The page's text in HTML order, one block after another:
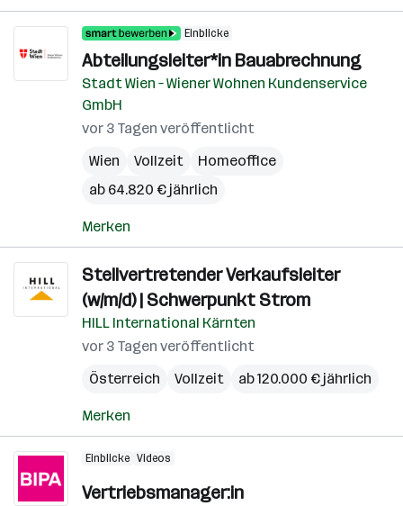
Einblicke
Abteilungsleiter*in Bauabrechnung
Stadt Wien – Wiener Wohnen Kundenservice
GmbH
vor 3 Tagen veröffentlicht
Wien
Vollzeit
Homeoffice
ab 64.820 € jährlich
Merken
Stellvertretender Verkaufsleiter
(w/m/d) | Schwerpunkt Strom
HILL International Kärnten
vor 3 Tagen veröffentlicht
Österreich
Vollzeit ab 120.000 € jährlich
Merken
Einblicke Videos
Vertriebsmanager:in